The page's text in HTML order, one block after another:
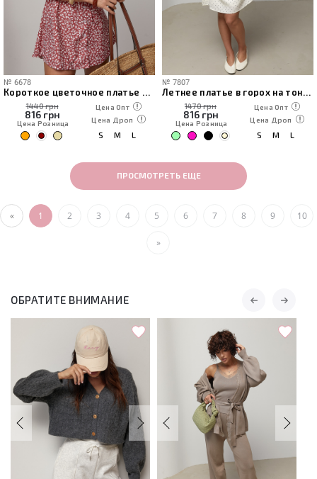
№ 6678
Короткое цветочное платье с воротничком
1440 грн
816грн
Цена Розница
Цена Опт
Цена Дроп
S M L
№ 7807
Летнее платье в горох на тонких бретелях
1470 грн
816грн
Цена Розница
Цена Опт
Цена Дроп
S M L
ПРОСМОТРЕТЬ ЕЩЕ
« 1 2 3 4 5 6 7 8 9 10
»
ОБРАТИТЕ ВНИМАНИЕ